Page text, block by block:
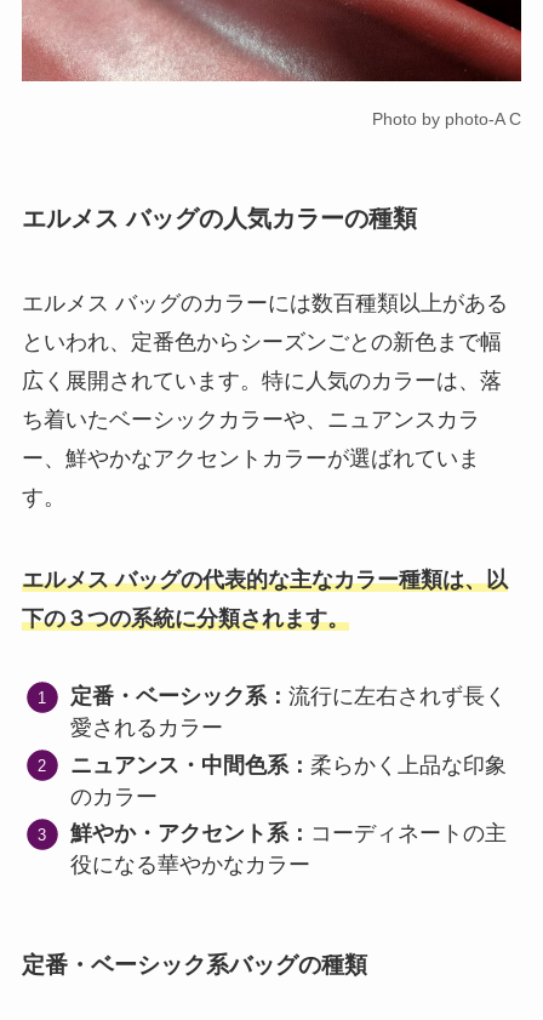
Photo by photo-A C
エルメス バッグの人気カラーの種類
エルメス バッグのカラーには数百種類以上がある
といわれ、定番色からシーズンごとの新色まで幅
広く展開されています。特に人気のカラーは、落
ち着いたベーシックカラーや、ニュアンスカラ
ー、鮮やかなアクセントカラーが選ばれていま
す。
エルメス バッグの代表的な主なカラー種類は、以
下の３つの系統に分類されます。
定番・ベーシック系：流行に左右されず長く
愛されるカラー
ニュアンス・中間色系：柔らかく上品な印象
のカラー
鮮やか・アクセント系： コーディネートの主
役になる華やかなカラー
定番・ベーシック系バッグの種類